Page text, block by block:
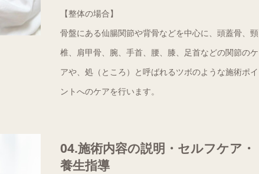
【整体の場合】
骨盤にある仙腸関節や背骨などを中心に、頭蓋骨、頸
椎、肩甲骨、腕、手首、腰、膝、足首などの関節のケ
アや、処（ところ）と呼ばれるツボのような施術ポイ
ントへのケアを行います。
04.施術内容の説明・セルフケア・
養生指導